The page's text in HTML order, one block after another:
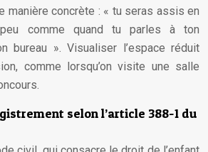
manière concrète : « tu seras assis en
comme quand tu parles à ton
bureau ». Visualiser l’espace réduit
comme lorsqu’on visite une salle
selon l’article 388-1 du